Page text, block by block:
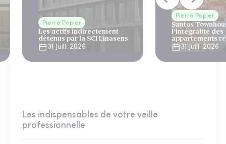
Pierre Papier
Les actifs indirectement
détenus par la SCI Linasens
31 Juill. 2026
Pierre Papier
Santos
l’intégralité des
appartements
Lisbonne
31 Juill. 2026
Les indispensables de votre veille
professionnelle